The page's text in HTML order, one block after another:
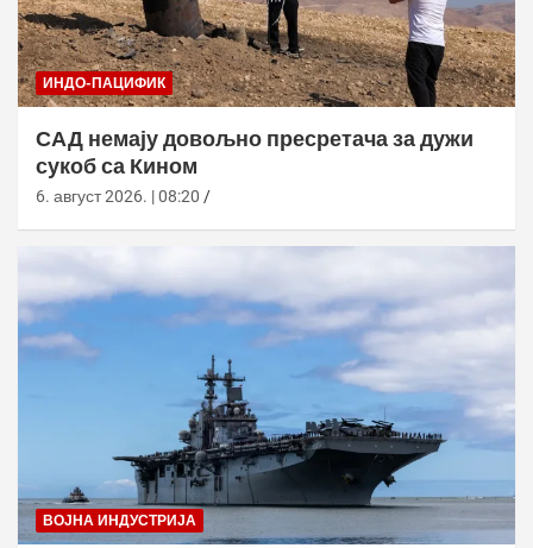
ИНДО-ПАЦИФИК
САД немају довољно пресретача за дужи
сукоб са Кином
6. август 2026. | 08:20
ВОЈНА ИНДУСТРИЈА